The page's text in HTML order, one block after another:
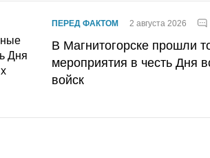
ПЕРЕД ФАКТОМ 2 августа 2026
В Магнитогорске прошли
мероприятия в честь Дня
войск